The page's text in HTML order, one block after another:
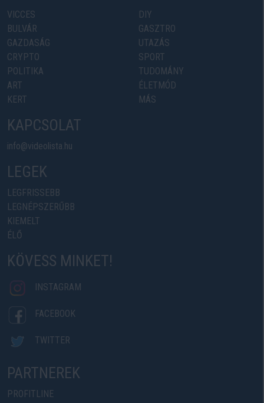
VICCES
BULVÁR
GAZDASÁG
CRYPTO
POLITIKA
ART
KERT
DIY
GASZTRO
UTAZÁS
SPORT
TUDOMÁNY
ÉLETMÓD
MÁS
KAPCSOLAT
info@videolista.hu
LEGEK
LEGFRISSEBB
LEGNÉPSZERŰBB
KIEMELT
ÉLŐ
KÖVESS MINKET!
INSTAGRAM
FACEBOOK
TWITTER
PARTNEREK
PROFITLINE